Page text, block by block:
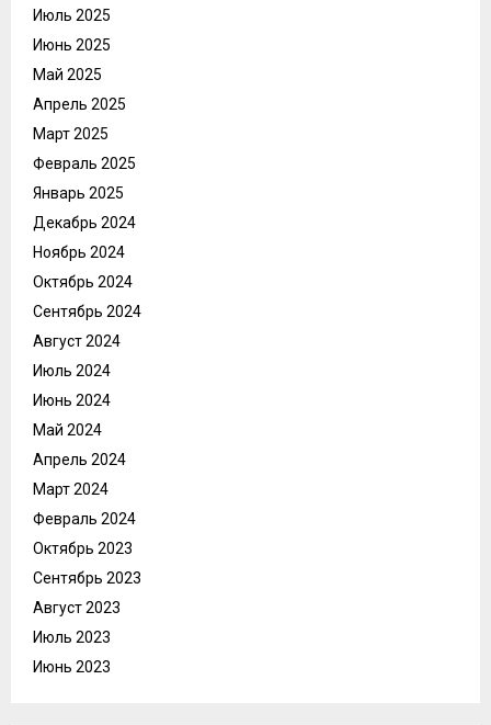
Июль 2025
Июнь 2025
Май 2025
Апрель 2025
Март 2025
Февраль 2025
Январь 2025
Декабрь 2024
Ноябрь 2024
Октябрь 2024
Сентябрь 2024
Август 2024
Июль 2024
Июнь 2024
Май 2024
Апрель 2024
Март 2024
Февраль 2024
Октябрь 2023
Сентябрь 2023
Август 2023
Июль 2023
Июнь 2023